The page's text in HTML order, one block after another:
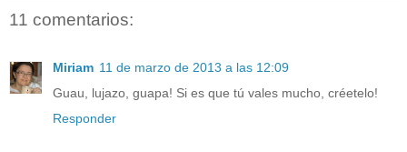
11 comentarios:
Miriam 11 de marzo de 2013 a las 12:09
Guau, lujazo, guapa! Si es que tú vales mucho, créetelo!
Responder